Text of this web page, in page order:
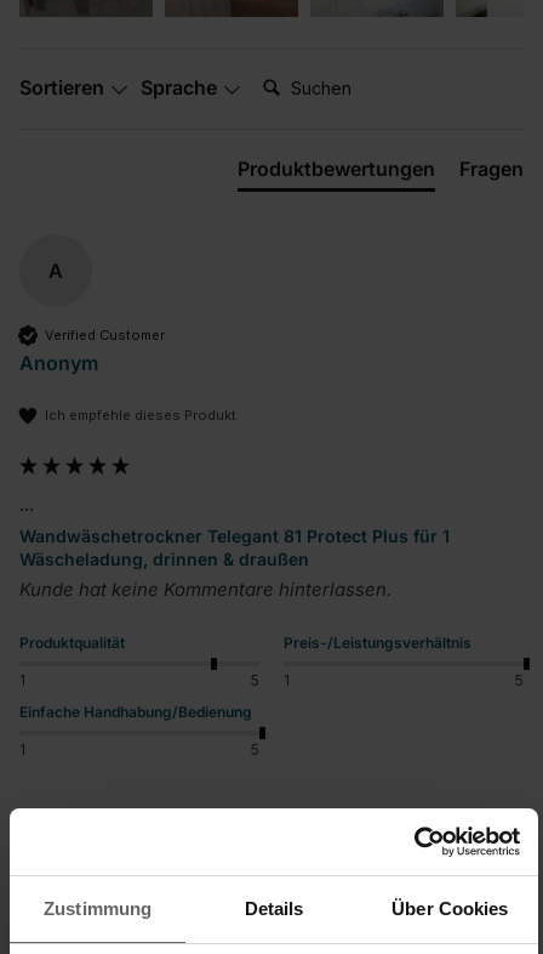
Zustimmung Details Über Cookies
Sortieren Sprache Suchen:
Produktbewertungen Fragen
A
Verified Customer
Anonym
Ich empfehle dieses Produkt
...
Wandwäschetrockner Telegant 81 Protect Plus für 1
Wäscheladung, drinnen & draußen
Kunde hat keine Kommentare hinterlassen.
Produktqualität
1 5
Preis-/Leistungsverhältnis
1
5
Einfache Handhabung/Bedienung
1 5
vor 7 Tagen